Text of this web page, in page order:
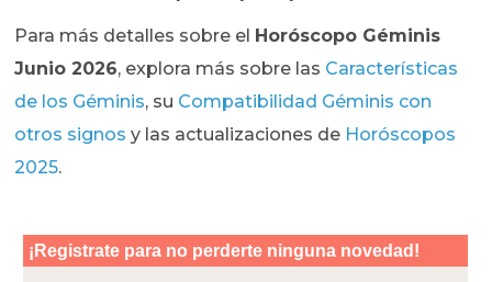
Para más detalles sobre el Horóscopo Géminis
Junio 2026, explora más sobre las Características
de los Géminis, su Compatibilidad Géminis con
otros signos y las actualizaciones de Horóscopos
2025.